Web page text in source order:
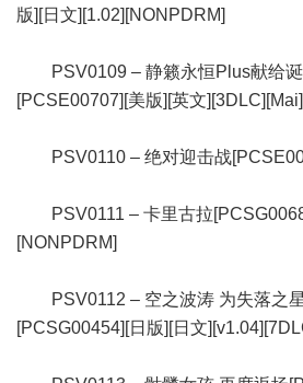
版][日文][1.02][NONPDRM]
PSV0109 – 静籁永恒Plus献给诞
[PCSE00707][美版][英文][3DLC][Mai]
PSV0110 – 绝对迎击战
PSV0111 – 卡里古拉
[NONPDRM]
PSV0112 – 空之波涛 为失落之
[PCSG00454][日版][日文